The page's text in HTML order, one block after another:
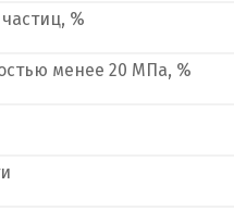
%
менее 20 МПа, %